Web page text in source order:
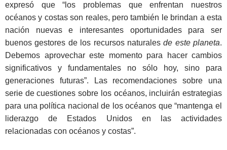
expresó que “los problemas que enfrentan nuestros
océanos y costas son reales, pero también le brindan a esta
nación nuevas e interesantes oportunidades para ser
buenos gestores de los recursos naturalesde este planeta.
Debemos aprovechar este momento para hacer cambios
significativos y fundamentales no sólo hoy, sino para
generaciones futuras”. Las recomendaciones sobre una
serie de cuestiones sobre los océanos, incluirán estrategias
para una política nacional de los océanos que “mantenga el
liderazgo de Estados Unidos en las actividades
relacionadas con océanos y costas”.